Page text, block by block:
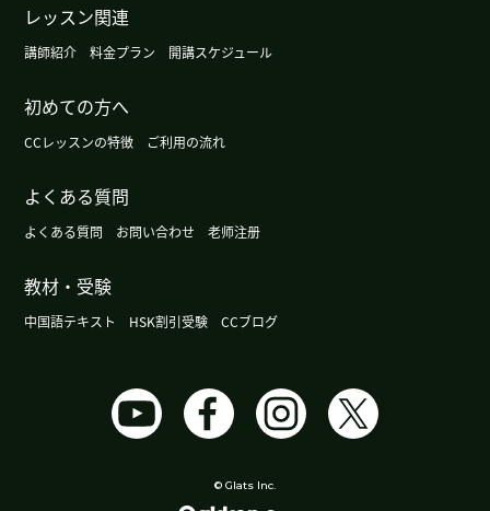
我也觉得这件事件平台方肯定也有问题。我一直认
钱的制度确实存在问题。
日本电动汽车的普及率目前仍仅为2%至3%左右。
课再见。
大阪很热闹的地方是梅田和难波。现在外国的游客
下课后我一直在寻找以左手为主角的场面。但是我
可能睡不着。谢谢老师，下次见！
レッスン関連
講師紹介 料金プラン 開講スケジュール
初めての方へ
CCレッスンの特徴 ご利用の流れ
よくある質問
よくある質問 お問い合わせ 老师注册
教材・受験
中国語テキスト HSK割引受験 CCブログ
© Glats Inc.